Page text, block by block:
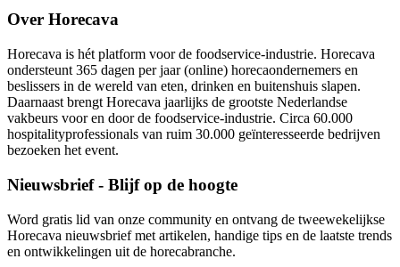
Over Horecava
Horecava is hét platform voor de foodservice-industrie. Horecava
ondersteunt 365 dagen per jaar (online) horecaondernemers en
beslissers in de wereld van eten, drinken en buitenshuis slapen.
Daarnaast brengt Horecava jaarlijks de grootste Nederlandse
vakbeurs voor en door de foodservice-industrie. Circa 60.000
hospitalityprofessionals van ruim 30.000 geïnteresseerde bedrijven
bezoeken het event.
Nieuwsbrief - Blijf op de hoogte
Word gratis lid van onze community en ontvang de tweewekelijkse
Horecava nieuwsbrief met artikelen, handige tips en de laatste trends
en ontwikkelingen uit de horecabranche.